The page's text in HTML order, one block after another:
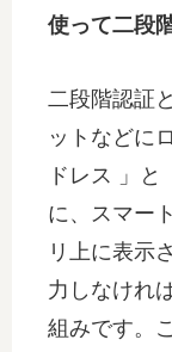
使って二段
二段階認証
ットなどに
ドレス 」
に、スマー
リ上に表示
力しなけれ
組みです。